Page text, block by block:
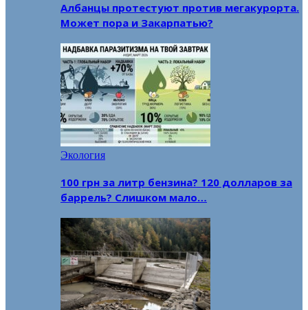
Албанцы протестуют против мегакурорта.
Может пора и Закарпатью?
Экология
100 грн за литр бензина? 120 долларов за
баррель? Слишком мало…